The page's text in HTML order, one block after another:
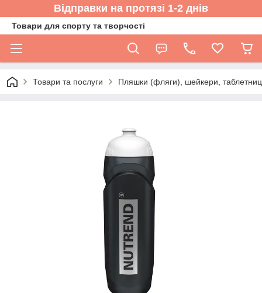
Відправки на протязі 1-2 днів
Товари для спорту та творчості
Товари та послуги Пляшки (фляги), шейкери,